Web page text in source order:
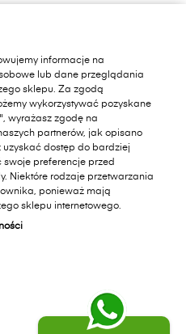
od Primavera Furniture Sp. z
18 A.. Pamiętaj, zgoda jest
zgodę w każdym czasie oraz
usunięcia lub
wniesienia skargi do organu
Administratorem Państwa
z o.o. 11-010 Barczewo,
przetwarza dane zgodnie z
[dostępną na stronie]
Furniture Sp. z o.o.
informacje na
lub dane przeglądania
sklepu. Za zgodą
wykorzystywać pozyskane
wyrażasz zgodę na
partnerów, jak opisano
uzyskać dostęp do bardziej
swoje preferencje przed
Niektóre rodzaje przetwarzania
ponieważ mają
sklepu internetowego.
funkcjonalne
pliki cookie oraz cookie